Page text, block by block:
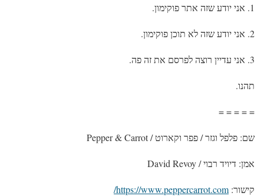
1. אני יודע שזה אתר פוקימון.
2. אני יודע שזה לא תוכן פוקימון.
3. אני עדיין רוצה לפרסם את זה פה.
תהנו.
= = = = =
שם: פלפל וגזר / פפר וקארוט / Pepper & Carrot
אמן: דיויד רבוי / David Revoy
קישור: https://www.peppercarrot.com/